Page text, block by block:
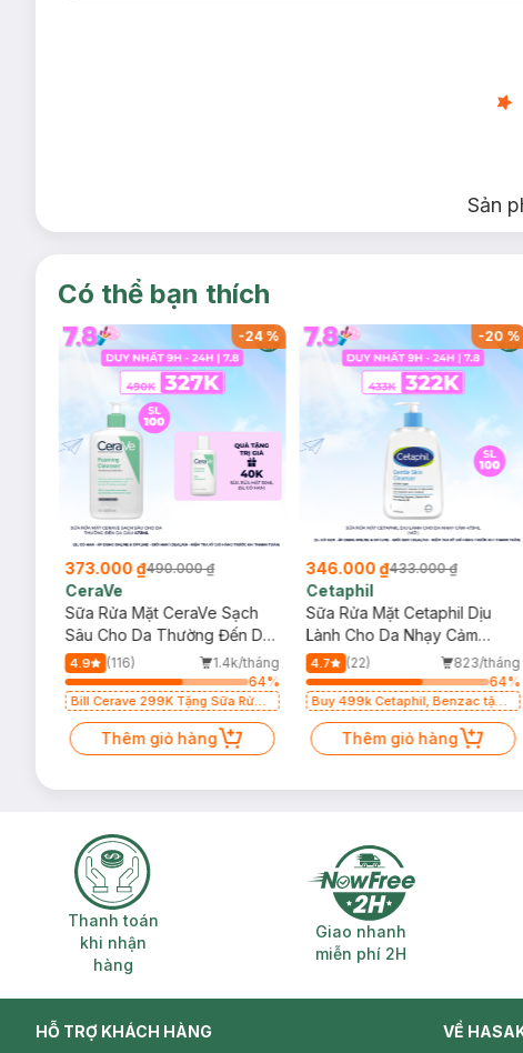
Sản
Có thể bạn thích
-24%
373.000 ₫490.000 ₫
CeraVe
Sữa Rửa Mặt CeraVe Sạch
Sâu Cho Da Thường Đến Da
Dầu 473ml
4.9 (116)
1.4k/tháng
64%
Bill Cerave 299K Tặng Sữa Rửa
Mặt Cerave 30ml (SL có hạn)
Thêm giỏ hàng
-20 %
346.000 ₫433.000 ₫
Cetaphil
Sữa Rửa Mặt Cetaphil Dịu
Lành Cho Da Nhạy Cảm
473ml (Mới)
4.7 (22)
823/tháng
64%
Buy 499k Cetaphil, Benzac tặng
Combo 2 Sữa Rửa Mặt 59ml(SL
có hạn)Thêm giỏ hàng
Thanh toán khi nhận hàng
Thanh toán
khi nhận
hàng
Giao nhanh miễn
Giao nhanh
miễn phí 2H
HỖ TRỢ KHÁCH HÀNG VỀ